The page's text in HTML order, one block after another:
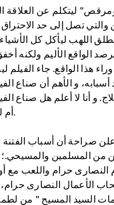
ليتكلم عن العلاقة
تصل إلى حد الاحتراق
اللهب ليأكل كل
الواقع الأليم ولكنه
هذا الواقع. جاء
و الأهم أن صناع
و أنا لا أعلم هل صناع
أم لم يستطيعوا.
من المسلمين
حرام واللعب مع
الأعمال النصارى
السيد المسيح " من